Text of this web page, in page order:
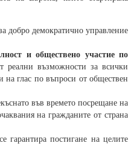
добро демократично управление
и обществено участие по
реални възможности за всички
на глас по въпроси от обществен
във времето посрещане на
на гражданите от страна
гарантира постигане на целите